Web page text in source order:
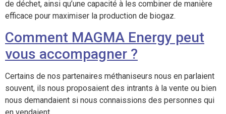
de déchet, ainsi qu’une capacité à les combiner de manière
efficace pour maximiser la production de biogaz.
Comment MAGMA Energy peut
vous accompagner ?
Certains de nos partenaires méthaniseurs nous en parlaient
souvent, ils nous proposaient des intrants à la vente ou bien
nous demandaient si nous connaissions des personnes qui